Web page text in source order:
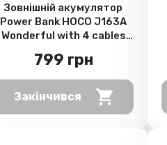
Зовнішній акумулятор
Power Bank HOCO J163A
Wonderful with 4 cables
799 грн
Закінчився